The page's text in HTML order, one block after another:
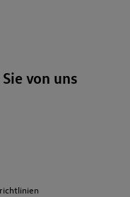
von uns